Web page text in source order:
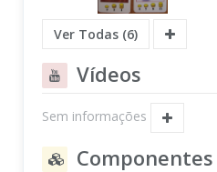
Ver Todas (6)
Vídeos
Sem informações
Componentes